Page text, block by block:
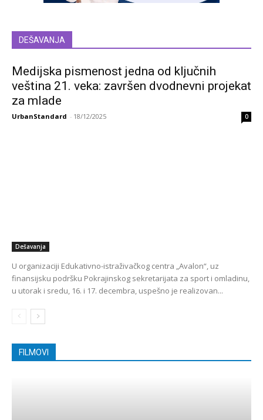
DEŠAVANJA
Medijska pismenost jedna od ključnih
veština 21. veka: završen dvodnevni projekat
za mlade
UrbanStandard - 18/12/2025 0
Dešavanja
U organizaciji Edukativno-istraživačkog centra „Avalon“, uz
finansijsku podršku Pokrajinskog sekretarijata za sport i omladinu,
u utorak i sredu, 16. i 17. decembra, uspešno je realizovan...
FILMOVI